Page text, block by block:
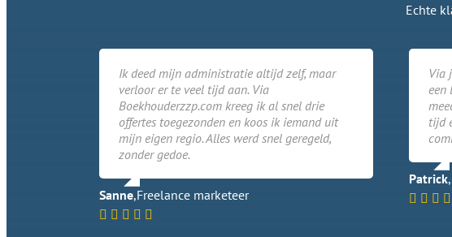
Echte
Ik deed mijn administratie altijd zelf, maar
verloor er te veel tijd aan. Via
Boekhouderzzp.com kreeg ik al snel drie
offertes toegezonden en koos ik iemand uit
mijn eigen regio. Alles werd snel geregeld,
zonder gedoe.
Sanne,Freelance marketeer
Via
een
tijd
Patrick,